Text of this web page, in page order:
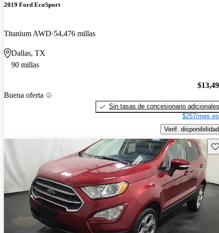
2019 Ford EcoSport
Titanium AWD 54,476 millas
Dallas, TX
90 millas
Buena oferta
Sin tasas de concesionario adicionales
$257/mes
Verif. disponibilidad